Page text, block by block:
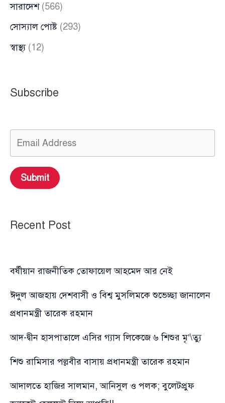
সারাদেশ(566)
সোস্যাল পোষ্ট (293)
স্বাস্থ্য(12)
Subscribe
Submit
Recent Post
বর্ষীয়ান রাজনীতিক তোফায়েল আহমেদ আর নেই
ঈদুল আজহায় দেশবাসী ও বিশ্ব মুসলিমকে শুভেচ্ছা জানালেন
প্রধানমন্ত্রী তারেক রহমান
আদ-দ্বীন হাসপাতালে এসির গ্যাস লিকেজে ৬ শিশুর মৃ’\ত্যু
শিশু রামিসার পল্লবীর বাসায় প্রধানমন্ত্রী তারেক রহমান
আদালতে হাজির সালমান, আনিসুল ও পলক; বুলেটপ্রুফ